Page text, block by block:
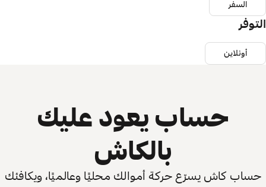
السفر
التوفر
أونلاين
حساب يعود عليك
بالكاش
حساب كاش يسرّع حركة أموالك محليًا وعالميًا، ويكافئك